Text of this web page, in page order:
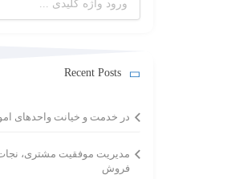
برای:
Recent Posts
در خدمت و خیانت واحدهای
مدیریت موفقیت مشتری، نجات
فروش